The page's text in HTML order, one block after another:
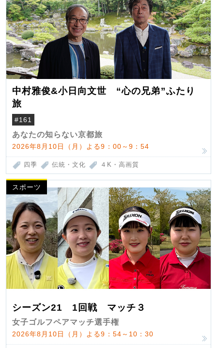
中村雅俊&小日向文世 “心の兄弟”ふたり
旅
#161
あなたの知らない京都旅
2026年8月10日（月）よる9：00～9：54
四季 伝統・文化 ４K・高画質
スポーツ
シーズン21 1回戦 マッチ３
女子ゴルフペアマッチ選手権
2026年8月10日（月）よる9：54～10：30